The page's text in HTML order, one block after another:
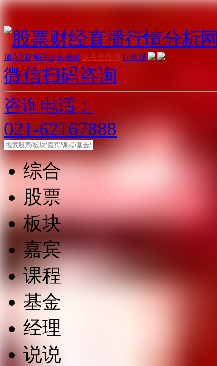
加入VIP 购买财富密钥 购买金股包 问客服
微信扫码咨询
咨询电话：
021-62167888
综合
股票
板块
嘉宾
课程
基金
经理
说说